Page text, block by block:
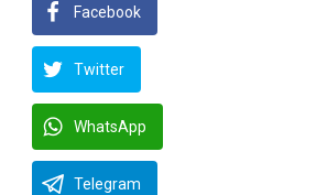
Facebook
Twitter
WhatsApp
Telegram